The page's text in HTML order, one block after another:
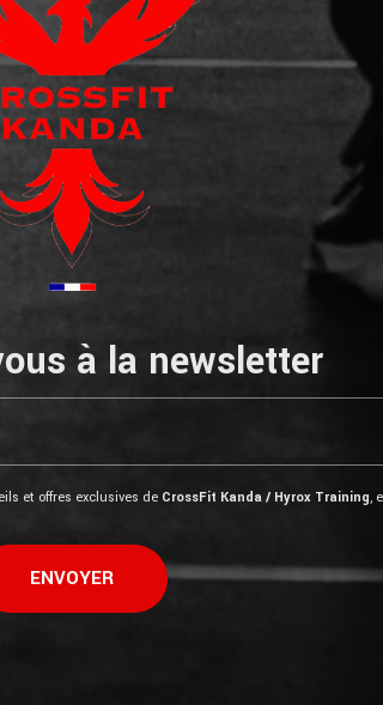
à la newsletter
et offres exclusives de CrossFit Kanda / Hyrox Training,